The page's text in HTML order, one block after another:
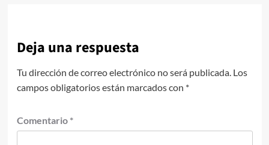
Deja una respuesta
Tu dirección de correo electrónico no será publicada. Los
campos obligatorios están marcados con *
Comentario *